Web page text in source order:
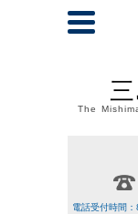
The
電話受付時間